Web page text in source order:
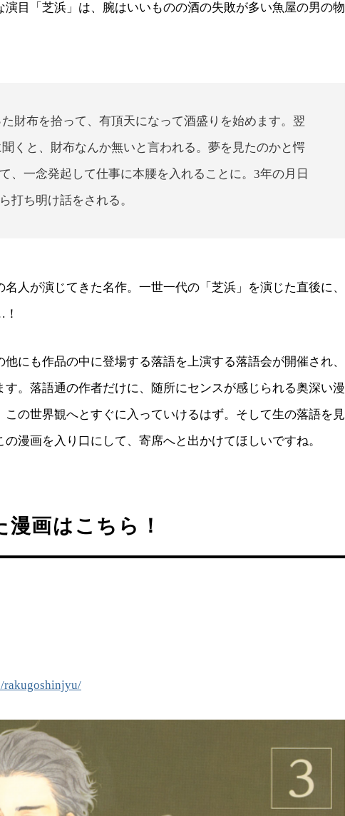
目「芝浜」は、腕はいいものの酒の失敗が多い魚屋の男の物
財布を拾って、有頂天になって酒盛りを始めます。翌
聞くと、財布なんか無いと言われる。夢を見たのかと愕
、一念発起して仕事に本腰を入れることに。3年の月日
打ち明け話をされる。
人が演じてきた名作。一世一代の「芝浜」を演じた直後に、
他にも作品の中に登場する落語を上演する落語会が開催され、
す。落語通の作者だけに、随所にセンスが感じられる奥深い漫
の世界観へとすぐに入っていけるはず。そして生の落語を見
漫画を入り口にして、寄席へと出かけてほしいですね。
画はこちら！
rakugoshinjyu/